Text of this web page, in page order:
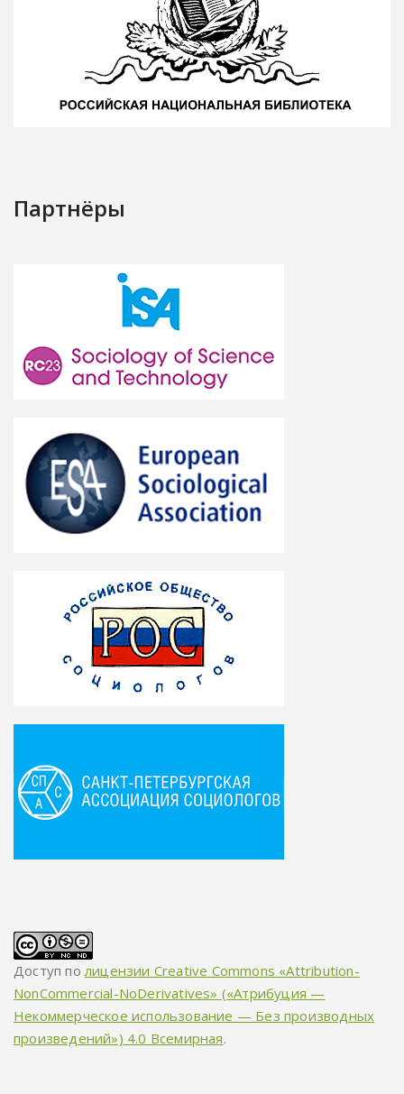
Партнёры
Доступ полицензии Creative Commons «Attribution-
NonCommercial-NoDerivatives» («Атрибуция —
Некоммерческое использование — Без производных
произведений») 4.0 Всемирная.